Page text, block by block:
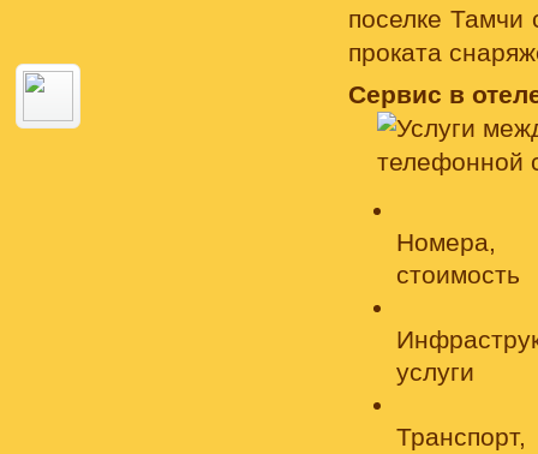
поселке Тамчи
проката
Сервис в
Номера,
стоимость
услуги
Транспорт,